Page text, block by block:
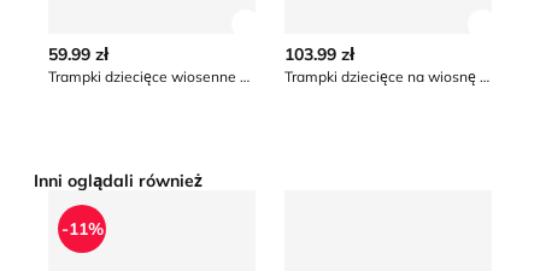
59.99 zł
Trampki dziecięce wiosenne Sprandi
103.99 zł
Trampki dziecięce na wiosnę Primigi
Inni oglądali również
Trampki dziecięce na wiosnę Native
-11%